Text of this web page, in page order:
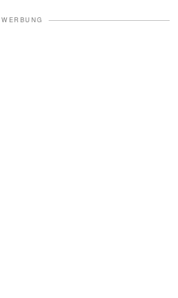
WERBUNG